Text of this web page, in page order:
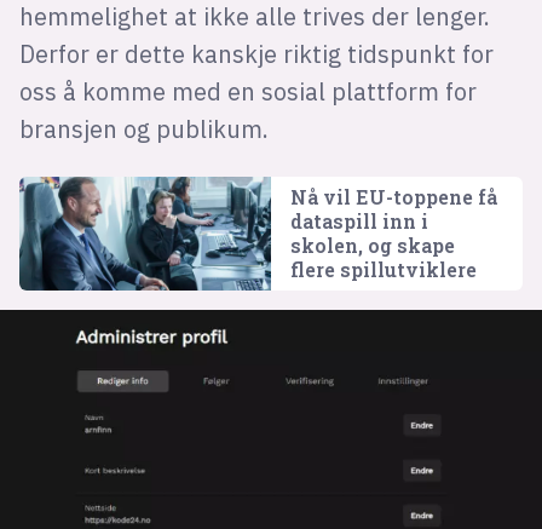
hemmelighet at ikke alle trives der lenger.
Derfor er dette kanskje riktig tidspunkt for
oss å komme med en sosial plattform for
bransjen og publikum.
Nå vil EU-toppene få
dataspill inn i
skolen, og skape
flere spillutviklere